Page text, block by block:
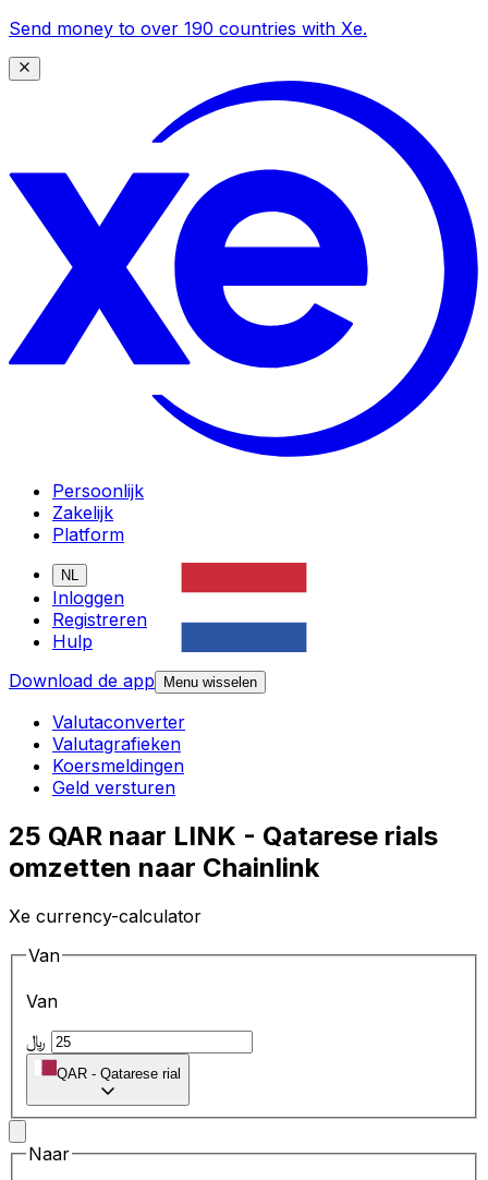
Send money to over 190 countries with Xe.
Persoonlijk
Zakelijk
Platform
NL
Inloggen
Registreren
Hulp
Download de app
Menu wisselen
Valutaconverter
Valutagrafieken
Koersmeldingen
Geld versturen
25 QAR naar LINK - Qatarese rials
omzetten naar Chainlink
Xe currency-calculator
Van
Van
QAR - Qatarese rial
Naar